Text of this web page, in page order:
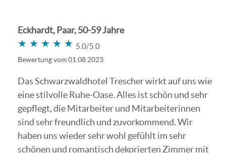
Eckhardt, Paar, 50-59 Jahre
★★★★★
★★★★★ 5.0/5.0
Bewertung vom 01.08.2023
Das Schwarzwaldhotel Trescher wirkt auf uns wie
eine stilvolle Ruhe-Oase. Alles ist schön und sehr
gepflegt, die Mitarbeiter und Mitarbeiterinnen
sind sehr freundlich und zuvorkommend. Wir
haben uns wieder sehr wohl gefühlt im sehr
schönen und romantisch dekorierten Zimmer mit